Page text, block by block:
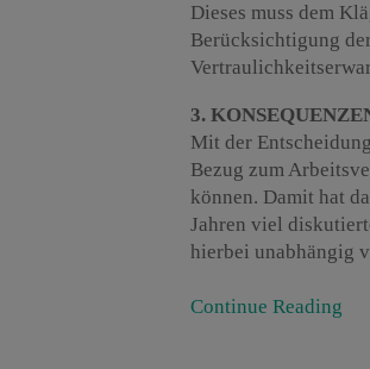
Dieses muss dem
Berücksichtigung
3.
Mit der
Bezug zum
können. Damit hat
Jahren viel
hierbei unabhängig
Continue Reading